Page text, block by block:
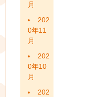
月
202
0年11
月
202
0年10
月
202